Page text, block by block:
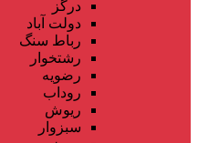
درگز
دولت آباد
رباط سنگ
رشتخوار
رضویه
روداب
ریوش
سبزوار